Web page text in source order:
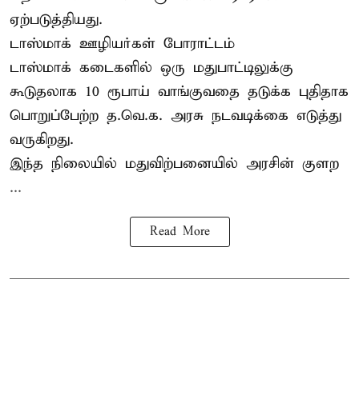
ஏற்படுத்தியது.
டாஸ்மாக் ஊழியர்கள் போராட்டம்
டாஸ்மாக் கடைகளில் ஒரு மதுபாட்டிலுக்கு
கூடுதலாக 10 ரூபாய் வாங்குவதை தடுக்க புதிதாக
பொறுப்பேற்ற த.வெ.க. அரசு நடவடிக்கை எடுத்து
வருகிறது.
இந்த நிலையில் மதுவிற்பனையில் அரசின் குளற
...
Read More